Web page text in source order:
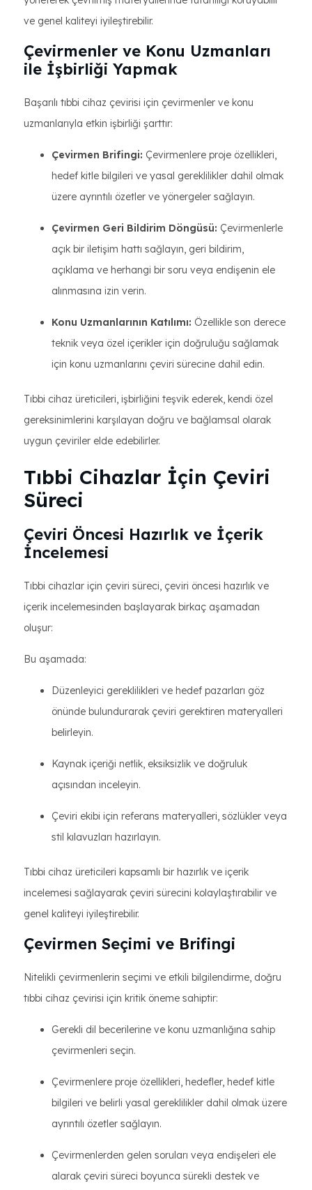
ve genel kaliteyi iyileştirebilir.
Çevirmenler ve Konu Uzmanları
ile İşbirliği Yapmak
Başarılı tıbbi cihaz çevirisi için çevirmenler ve konu
uzmanlarıyla etkin işbirliği şarttır:
Çevirmen Brifingi: Çevirmenlere proje özellikleri,
hedef kitle bilgileri ve yasal gereklilikler dahil olmak
üzere ayrıntılı özetler ve yönergeler sağlayın.
Çevirmen Geri Bildirim Döngüsü: Çevirmenlerle
açık bir iletişim hattı sağlayın, geri bildirim,
açıklama ve herhangi bir soru veya endişenin ele
alınmasına izin verin.
Konu Uzmanlarının Katılımı: Özellikle son derece
teknik veya özel içerikler için doğruluğu sağlamak
için konu uzmanlarını çeviri sürecine dahil edin.
Tıbbi cihaz üreticileri, işbirliğini teşvik ederek, kendi özel
gereksinimlerini karşılayan doğru ve bağlamsal olarak
uygun çeviriler elde edebilirler.
Tıbbi Cihazlar İçin Çeviri
Süreci
Çeviri Öncesi Hazırlık ve İçerik
İncelemesi
Tıbbi cihazlar için çeviri süreci, çeviri öncesi hazırlık ve
içerik incelemesinden başlayarak birkaç aşamadan
oluşur:
Bu aşamada:
Düzenleyici gereklilikleri ve hedef pazarları göz
önünde bulundurarak çeviri gerektiren materyalleri
belirleyin.
Kaynak içeriği netlik, eksiksizlik ve doğruluk
açısından inceleyin.
Çeviri ekibi için referans materyalleri, sözlükler veya
stil kılavuzları hazırlayın.
Tıbbi cihaz üreticileri kapsamlı bir hazırlık ve içerik
incelemesi sağlayarak çeviri sürecini kolaylaştırabilir ve
genel kaliteyi iyileştirebilir.
Çevirmen Seçimi ve Brifingi
Nitelikli çevirmenlerin seçimi ve etkili bilgilendirme, doğru
tıbbi cihaz çevirisi için kritik öneme sahiptir:
Gerekli dil becerilerine ve konu uzmanlığına sahip
çevirmenleri seçin.
Çevirmenlere proje özellikleri, hedefler, hedef kitle
bilgileri ve belirli yasal gereklilikler dahil olmak üzere
ayrıntılı özetler sağlayın.
Çevirmenlerden gelen soruları veya endişeleri ele
alarak çeviri süreci boyunca sürekli destek ve